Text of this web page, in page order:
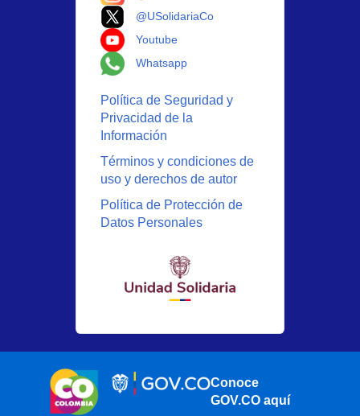
@USolidariaCo
Youtube
Whatsapp
Política de Seguridad y
Privacidad de la
Información
Términos y condiciones de
uso y derechos de autor
Política de Protección de
Datos Personales
Conoce
GOV.CO aquí